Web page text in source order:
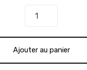
Ajouter au panier